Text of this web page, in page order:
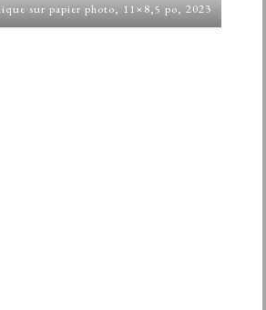
sur papier photo, 11×8,5 po, 2023